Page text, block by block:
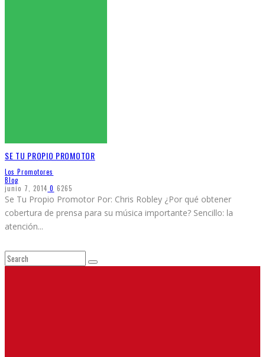
SE TU PROPIO PROMOTOR
Los Promotores
Blog
junio 7, 2014 0 6265
Se Tu Propio Promotor Por: Chris Robley ¿Por qué obtener
cobertura de prensa para su música importante? Sencillo: la
atención...